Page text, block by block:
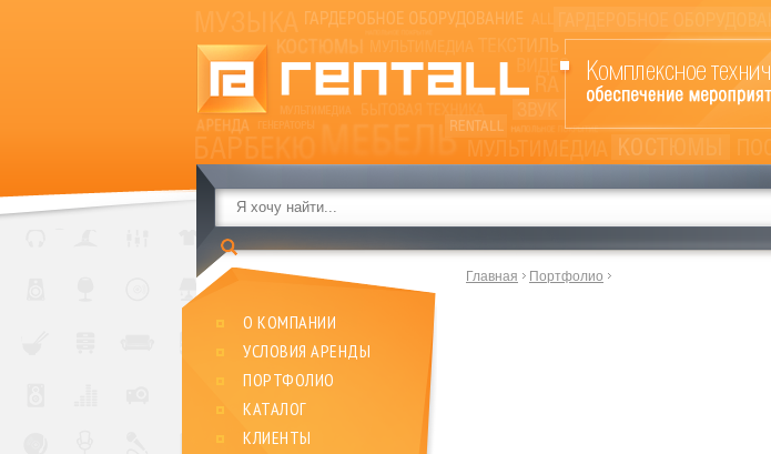
О КОМПАНИИ
УСЛОВИЯ АРЕНДЫ
ПОРТФОЛИО
КАТАЛОГ
КЛИЕНТЫ
Главная Портфолио